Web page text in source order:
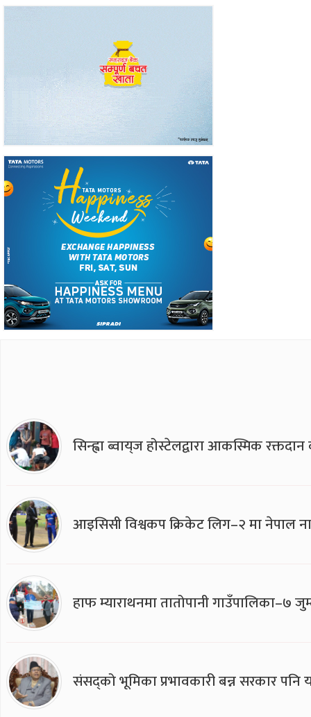
सिन्ह्वा ब्वाय्‌ज होस्टेलद्वारा आकस्मिक
आइसिसी विश्वकप क्रिकेट लिग–२ मा नेपाल
हाफ म्याराथनमा तातोपानी गाउँपालिका–७
संसद्को भूमिका प्रभावकारी बन्न सरकार पनि